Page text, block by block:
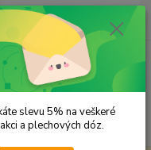
Menu
Hledat
ks
za 0,00 Kč
slevu 5% na veškeré
a plechových dóz.